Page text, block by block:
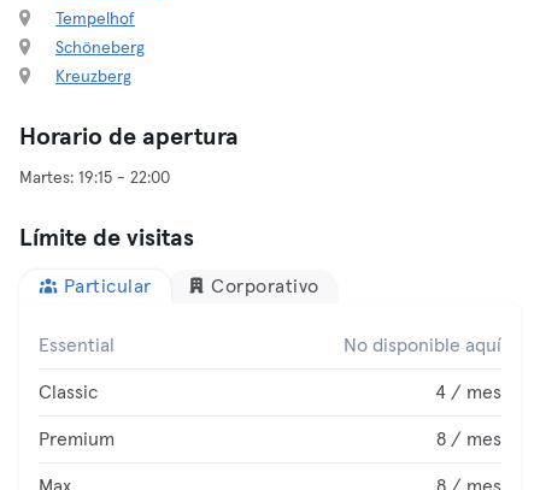
Tempelhof
Schöneberg
Kreuzberg
Horario de apertura
Límite de visitas
Particular Corporativo
Essential No disponible aquí
Classic 4 / mes
Premium 8 / mes